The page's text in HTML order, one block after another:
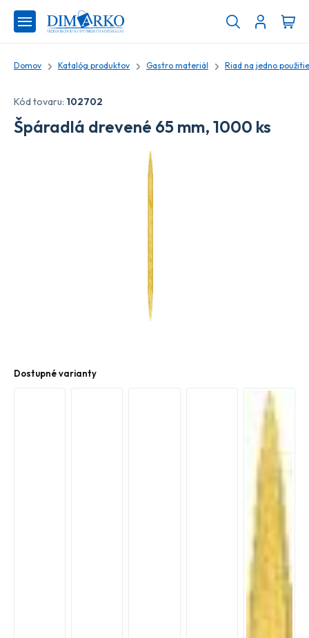
Domov Katalóg produktov Gastro materiál Riad na jedno použitie
Špáradlá drevené 65 mm, 1000 ks
Kód tovaru: 102702
Dostupné varianty